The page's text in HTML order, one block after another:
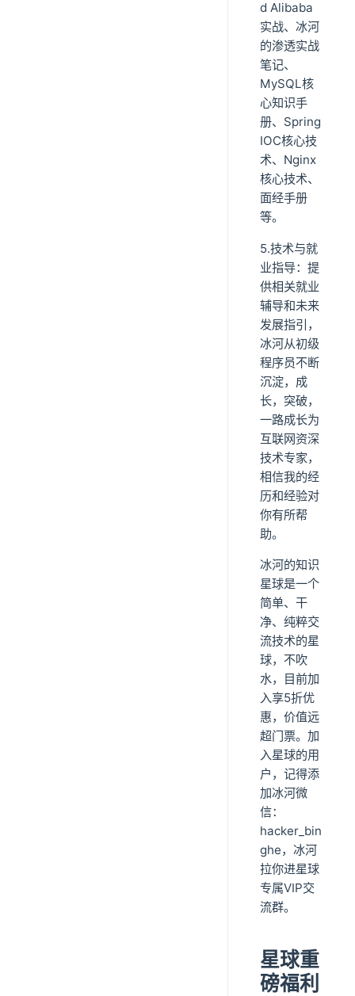
d Alibaba
实战、冰河
的渗透实战
笔记、
MySQL核
心知识手
册、Spring
IOC核心技
术、Nginx
核心技术、
面经手册
等。
5.技术与就
业指导：提
供相关就业
辅导和未来
发展指引，
冰河从初级
程序员不断
沉淀，成
长，突破，
一路成长为
互联网资深
技术专家，
相信我的经
历和经验对
你有所帮
助。
冰河的知识
星球是一个
简单、干
净、纯粹交
流技术的星
球，不吹
水，目前加
入享5折优
惠，价值远
超门票。加
入星球的用
户，记得添
加冰河微
信：
hacker_bin
ghe，冰河
拉你进星球
专属VIP交
流群。
星球重
磅福利